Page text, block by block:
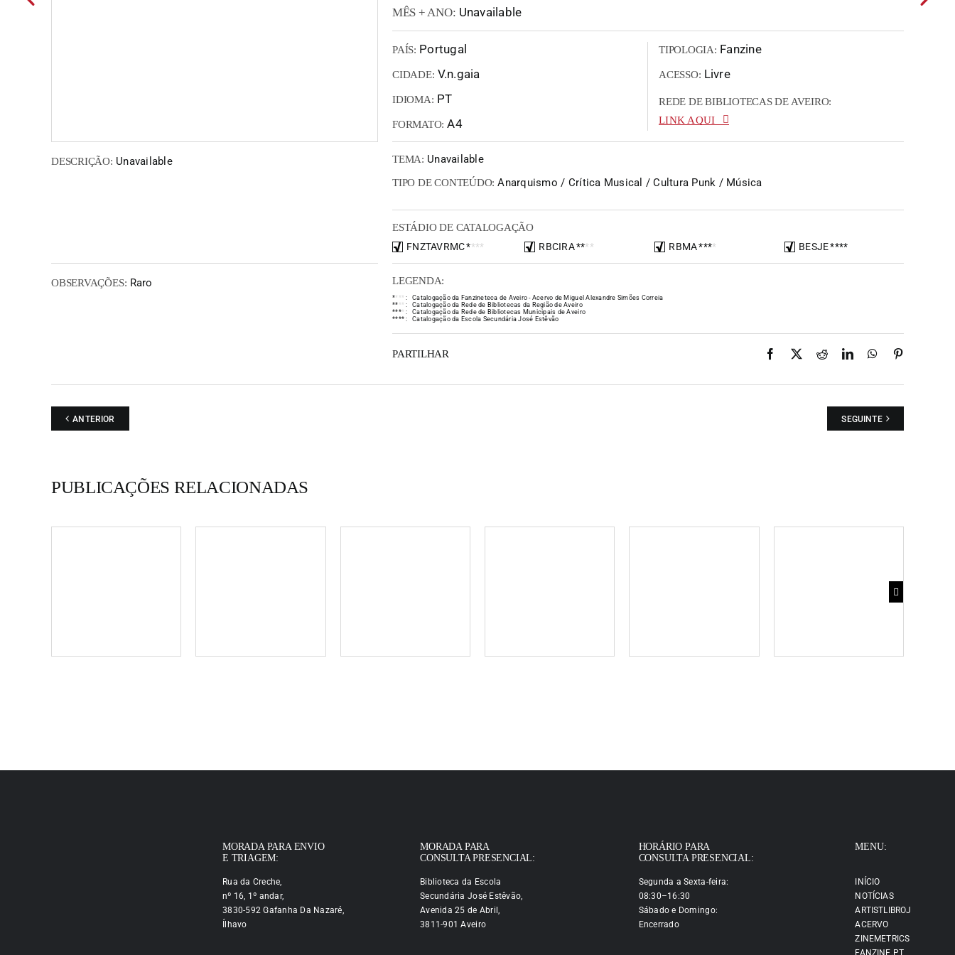
MÊS + ANO: Unavailable
PAÍS: Portugal
CIDADE: V.n.gaia
IDIOMA: PT
FORMATO: A4
TIPOLOGIA: Fanzine
ACESSO: Livre
REDE DE BIBLIOTECAS DE AVEIRO:
LINK AQUI
DESCRIÇÃO: Unavailable TEMA: Unavailable
TIPO DE CONTEÚDO: Anarquismo / Crítica Musical / Cultura Punk / Música
ESTÁDIO DE CATALOGAÇÃO
FNZTAVRMC**** RBCIRA**** RBMA**** BESJE****
OBSERVAÇÕES: Raro LEGENDA:
** * * :
Catalogação da Fanzineteca de Aveiro - Acervo de Miguel Alexandre Simões Correia
** * * :
Catalogação da Rede de Bibliotecas da Região de Aveiro
**** :
Catalogação da Rede de Bibliotecas Municipais de Aveiro
**** : Catalogação da Escola Secundária José Estêvão
PARTILHAR Facebook
X RedditLinkedInWhatsApp
ANTERIOR SEGUINTE
PUBLICAÇÕES RELACIONADAS
MORADA PARA ENVIO
E TRIAGEM:
Rua da Creche,
nº 16, 1º andar,
3830-592 Gafanha Da Nazaré,
Ílhavo
MORADA PARA
CONSULTA PRESENCIAL:
Biblioteca da Escola
Secundária José Estêvão,
Avenida 25 de Abril,
3811-901 Aveiro
HORÁRIO PARA
CONSULTA PRESENCIAL:
Segunda a Sexta-feira:
08:30–16:30
Sábado e Domingo:
Encerrado
MENU:
INÍCIO
NOTÍCIAS
ARTISTLIBROJ
ACERVO
ZINEMETRICS